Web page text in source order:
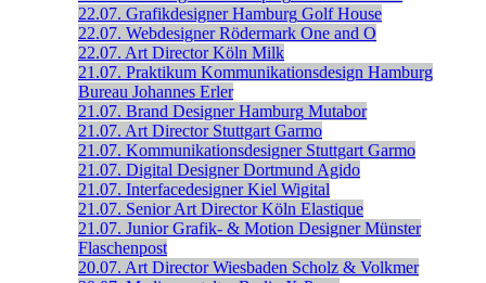
22.07. Grafikdesigner Hamburg Golf House
22.07. Webdesigner Rödermark One and O
22.07. Art Director Köln Milk
21.07. Praktikum Kommunikationsdesign Hamburg
Bureau Johannes Erler
21.07. Brand Designer Hamburg Mutabor
21.07. Art Director Stuttgart Garmo
21.07. Kommunikationsdesigner Stuttgart Garmo
21.07. Digital Designer Dortmund Agido
21.07. Interfacedesigner Kiel Wigital
21.07. Senior Art Director Köln Elastique
21.07. Junior Grafik- & Motion Designer Münster
Flaschenpost
20.07. Art Director Wiesbaden Scholz & Volkmer